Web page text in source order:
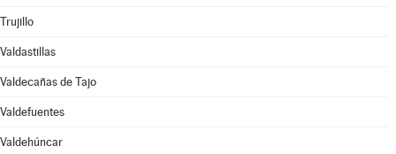
Trujillo
Valdastillas
Valdecañas de Tajo
Valdefuentes
Valdehúncar